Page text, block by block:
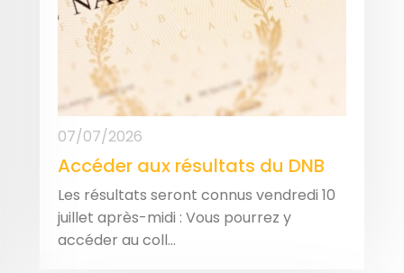
07/07/2026
Accéder aux résultats du DNB
Les résultats seront connus vendredi 10
juillet après-midi : Vous pourrez y
accéder au coll...